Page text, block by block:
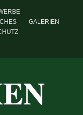
GALERIEN